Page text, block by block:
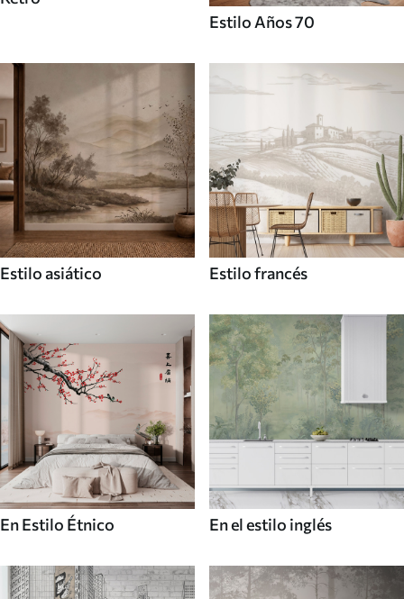
Estilo Años 70
Estilo asiático Estilo francés
En Estilo Étnico En el estilo inglés